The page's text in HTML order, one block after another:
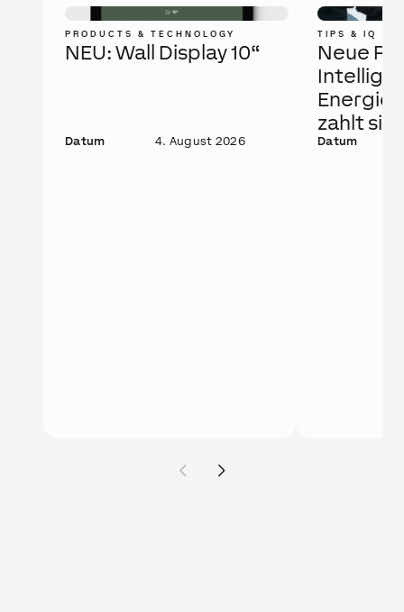
PRODUCTS & TECHNOLOGY
NEU: Wall Display 10“
Datum 4. August 2026
TIPS & IQ
Neue
zahlt
Datum